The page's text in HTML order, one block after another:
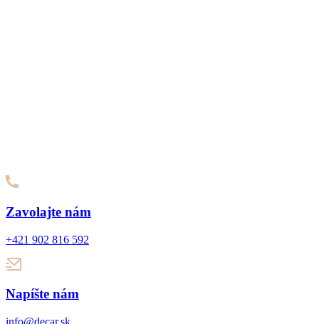
Zavolajte nám
+421 902 816 592
Napíšte nám
info@decar.sk